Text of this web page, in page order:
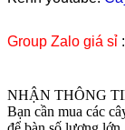
Group Zalo giá sỉ :
NHẬN THÔNG
Bạn cần mua các